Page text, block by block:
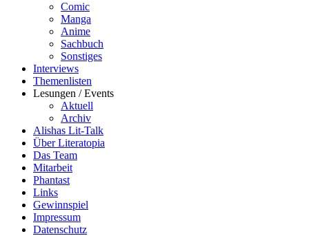
Comic
Manga
Anime
Sachbuch
Sonstiges
Interviews
Themenlisten
Lesungen / Events
Aktuell
Archiv
Alishas Lit-Talk
Über Literatopia
Das Team
Mitarbeit
Phantast
Links
Gewinnspiel
Impressum
Datenschutz